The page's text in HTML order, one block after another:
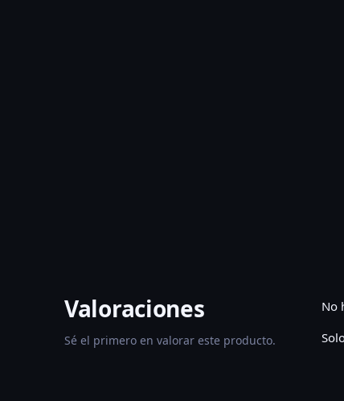
Valoraciones
Sé el primero en valorar este producto.
No